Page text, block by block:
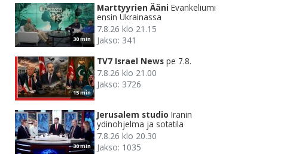
30 min
Marttyyrien Ääni Evankeliumi
ensin Ukrainassa
7.8.26 klo 21.15
Jakso: 341
15 min
TV7 Israel News pe 7.8.
7.8.26 klo 21.00
Jakso: 3726
30 min
Jerusalem studio Iranin
ydinohjelma ja sotatila
7.8.26 klo 20.30
Jakso: 1035